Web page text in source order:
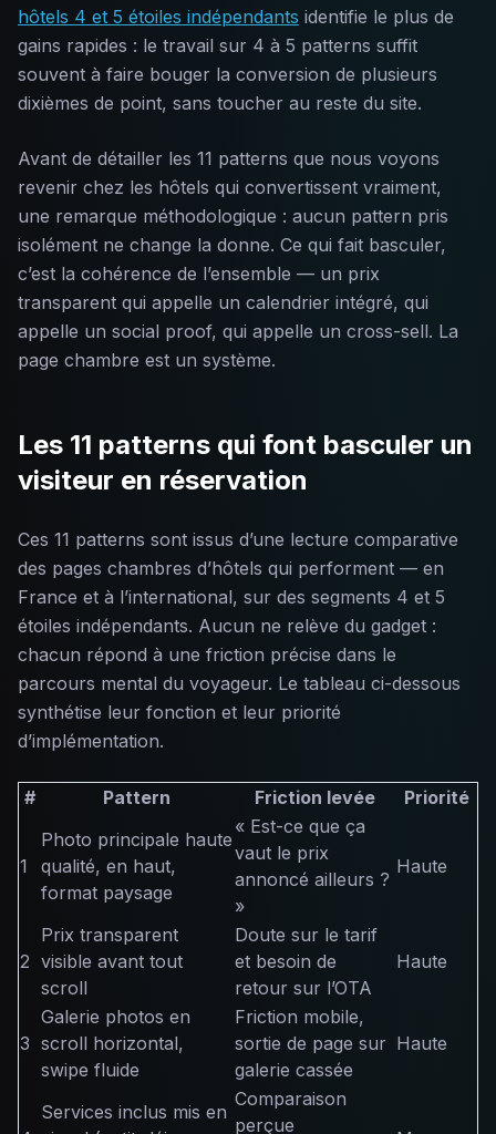
hôtels 4 et 5 étoiles indépendants identifie le plus de
gains rapides : le travail sur 4 à 5 patterns suffit
souvent à faire bouger la conversion de plusieurs
dixièmes de point, sans toucher au reste du site.
Avant de détailler les 11 patterns que nous voyons
revenir chez les hôtels qui convertissent vraiment,
une remarque méthodologique : aucun pattern pris
isolément ne change la donne. Ce qui fait basculer,
c’est la cohérence de l’ensemble — un prix
transparent qui appelle un calendrier intégré, qui
appelle un social proof, qui appelle un cross-sell. La
page chambre est un système.
Les 11 patterns qui font basculer un
visiteur en réservation
Ces 11 patterns sont issus d’une lecture comparative
des pages chambres d’hôtels qui performent — en
France et à l’international, sur des segments 4 et 5
étoiles indépendants. Aucun ne relève du gadget :
chacun répond à une friction précise dans le
parcours mental du voyageur. Le tableau ci-dessous
synthétise leur fonction et leur priorité
d’implémentation.
# Pattern Friction levée Priorité
1
Photo principale haute
qualité, en haut,
format paysage
« Est-ce que ça
vaut le prix
annoncé ailleurs ?
»
Haute
2
Prix transparent
visible avant tout
scroll
Doute sur le tarif
et besoin de
retour sur l’OTA
Haute
3
Galerie photos en
scroll horizontal,
swipe fluide
Friction mobile,
sortie de page sur
galerie cassée
Haute
Services inclus mis en
Comparaison
perçue